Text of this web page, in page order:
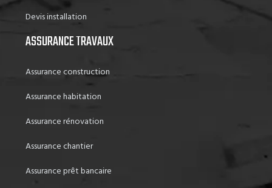
Devis installation
ASSURANCE TRAVAUX
Assurance construction
Assurance habitation
Assurance rénovation
Assurance chantier
Assurance prêt bancaire